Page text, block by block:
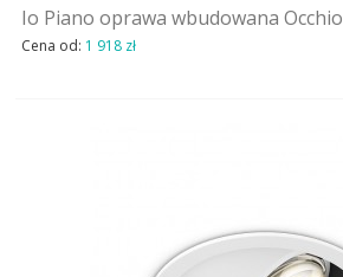
Io Piano oprawa wbudowana Occhio
Cena od: 1 918 zł